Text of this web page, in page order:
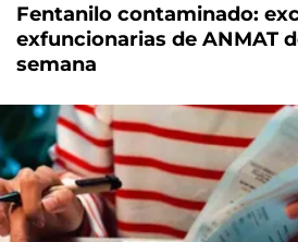
Fentanilo contaminado:
exfuncionarias de ANMAT
semana